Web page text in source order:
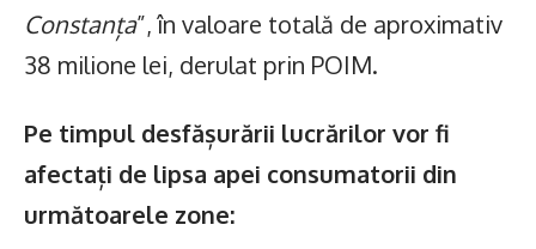
Constanța”, în valoare totală de aproximativ
38 milione lei, derulat prin POIM.
Pe timpul desfășurării lucrărilor vor fi
afectați de lipsa apei consumatorii din
următoarele zone: